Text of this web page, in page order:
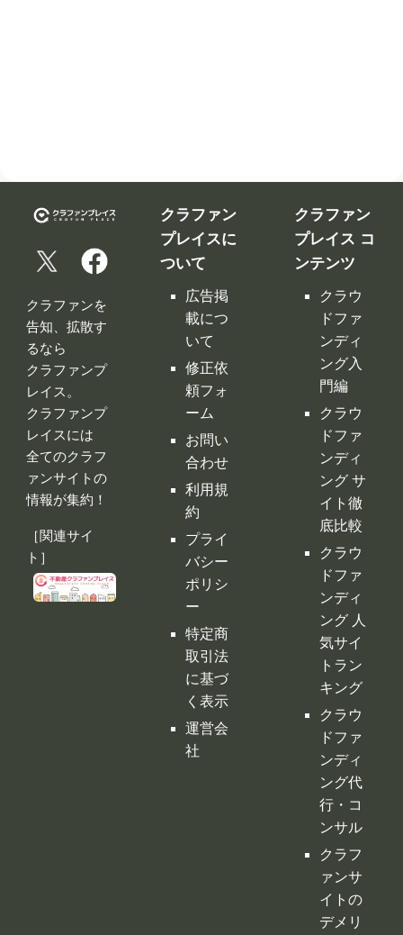
クラファンを
告知、拡散す
るなら
クラファンプ
レイス。
クラファンプ
レイスには
全てのクラフ
ァンサイトの
情報が集約！
［関連サイ
ト］
クラファン
プレイスに
ついて
広告掲
載につ
いて
修正依
頼フォ
ーム
お問い
合わせ
利用規
約
プライ
バシー
ポリシ
ー
特定商
取引法
に基づ
く表示
運営会
社
クラファン
プレイス コ
ンテンツ
クラウ
ドファ
ンディ
ング入
門編
クラウ
ドファ
ンディ
ング サ
イト徹
底比較
クラウ
ドファ
ンディ
ング 人
気サイ
トラン
キング
クラウ
ドファ
ンディ
ング代
行・コ
ンサル
クラフ
ァンサ
イトの
デメリ